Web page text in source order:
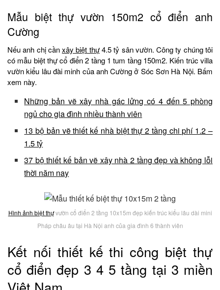
Mẫu biệt thự vườn 150m2 cổ điển anh
Cường
Nếu anh chị cầnxây biệt thự4.5 tỷ sân vườn. Công ty chúng tôi
có mẫu biệt thự cổ điển 2 tầng 1 tum tầng 150m2. Kiến trúc villa
vườn kiểu lâu đài minh của anh Cường ở Sóc Sơn Hà Nội. Bấm
xem này.
Những bản vẽ xây nhà gác lửng có 4 đến 5 phòng
ngủ cho gia đình nhiều thành viên
13 bộ bản vẽ thiết kế nhà biệt thự 2 tầng chi phí 1.2 –
1.5 tỷ
37 bộ thiết kế bản vẽ xây nhà 2 tầng đẹp và không lỗi
thời năm nay
Hình ảnh biệt thựvườn cổ điển 2 tầng 10x15m đẹp kiến trúc kiểu lâu dài mini
Pháp châu âu tại Hà Nội anh của gia đình 6 thành viên
Kết nối thiết kế thi công biệt thự
cổ điển đẹp 3 4 5 tầng tại 3 miền